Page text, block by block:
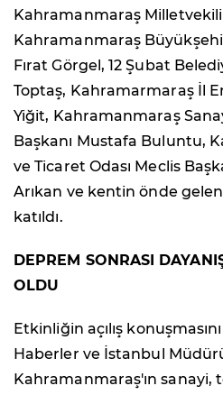
Kahramanmaraş
Kahramanmaraş
Fırat Görgel, 12 Şubat
Toptaş, Kahramarmaraş İl
Yiğit, Kahramanmaraş
Başkanı Mustafa Buluntu,
ve Ticaret Odası Meclis
Arıkan ve kentin önde gelen
katıldı.
DEPREM SONRASI
OLDU
Etkinliğin açılış
Haberler ve İstanbul
Kahramanmaraş'ın sanayi,